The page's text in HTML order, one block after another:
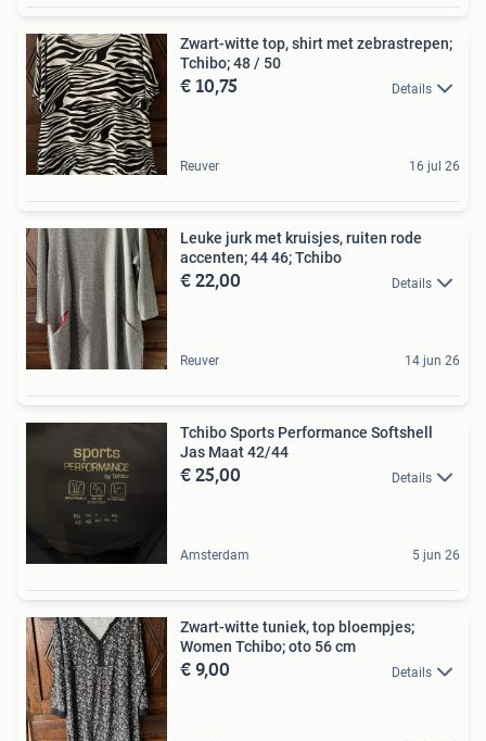
Zwart-witte top, shirt met zebrastrepen;
Tchibo; 48 / 50
€ 10,75 Details
Reuver 16 jul 26
Leuke jurk met kruisjes, ruiten rode
accenten; 44 46; Tchibo
€ 22,00 Details
Reuver 14 jun 26
Tchibo Sports Performance Softshell
Jas Maat 42/44
€ 25,00 Details
Amsterdam 5 jun 26
Zwart-witte tuniek, top bloempjes;
Women Tchibo; oto 56 cm
€ 9,00 Details